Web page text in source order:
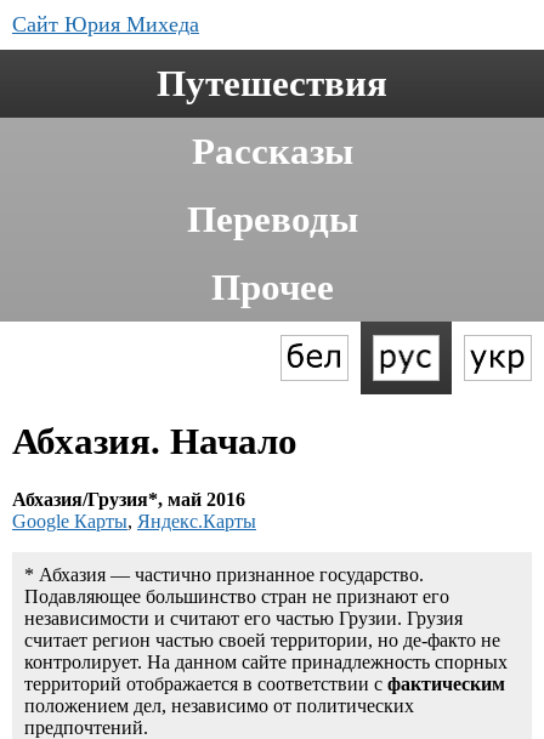
Сайт Юрия Михеда
Путешествия
Рассказы
Переводы
Прочее
Абхазия. Начало
Абхазия/Грузия*, май 2016
Google Карты, Яндекс.Карты
* Абхазия — частично признанное государство.
Подавляющее большинство стран не признают его
независимости и считают его частью Грузии. Грузия
считает регион частью своей территории, но де-факто не
контролирует. На данном сайте принадлежность спорных
территорий отображается в соответствии с фактическим
положением дел, независимо от политических
предпочтений.